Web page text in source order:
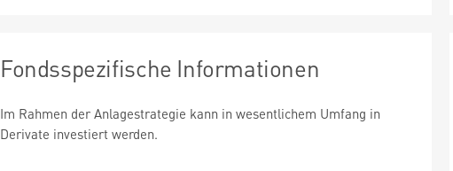
Fondsspezifische Informationen
Im Rahmen der Anlagestrategie kann in wesentlichem Umfang in
Derivate investiert werden.